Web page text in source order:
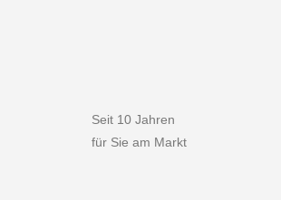
Seit 10 Jahren
für Sie am Markt